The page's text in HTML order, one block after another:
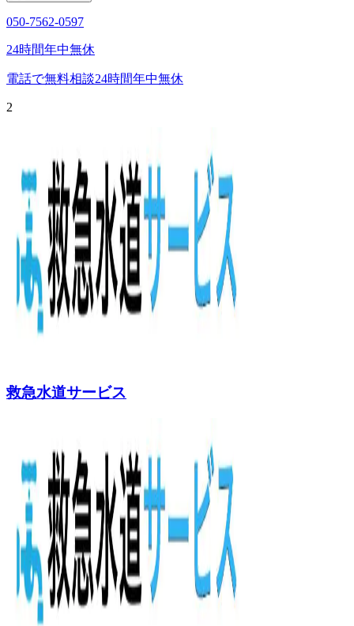
050-7562-0597
24時間年中無休
電話で無料相談24時間年中無休
2
救急水道サービス